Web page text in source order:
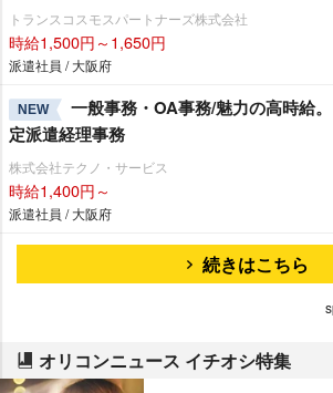
トランスコスモスパートナーズ株式会社
時給1,500円～1,650円
派遣社員 / 大阪府
NEW
一般事務・OA事務/魅力の高時給
定派遣経理事務
株式会社テクノ・サービス
時給1,400円～
派遣社員 / 大阪府
続きはこちら
オリコンニュース イチオシ特集